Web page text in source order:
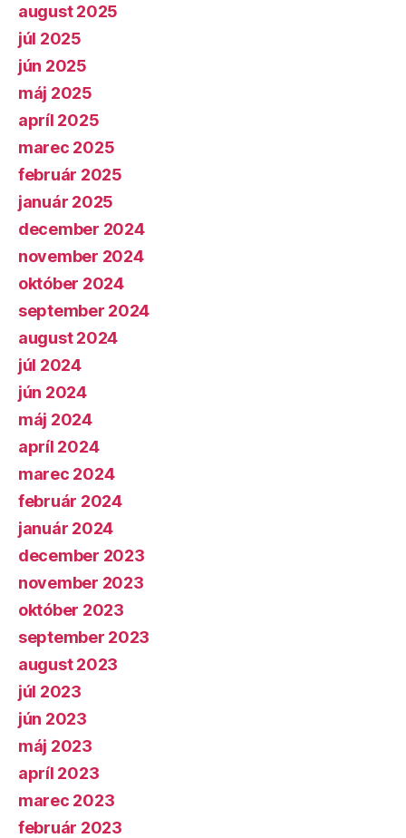
august 2025
júl 2025
jún 2025
máj 2025
apríl 2025
marec 2025
február 2025
január 2025
december 2024
november 2024
október 2024
september 2024
august 2024
júl 2024
jún 2024
máj 2024
apríl 2024
marec 2024
február 2024
január 2024
december 2023
november 2023
október 2023
september 2023
august 2023
júl 2023
jún 2023
máj 2023
apríl 2023
marec 2023
február 2023